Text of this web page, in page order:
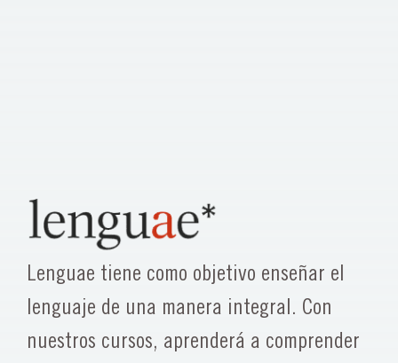
Lenguae tiene como objetivo enseñar el
lenguaje de una manera integral. Con
nuestros cursos, aprenderá a comprender